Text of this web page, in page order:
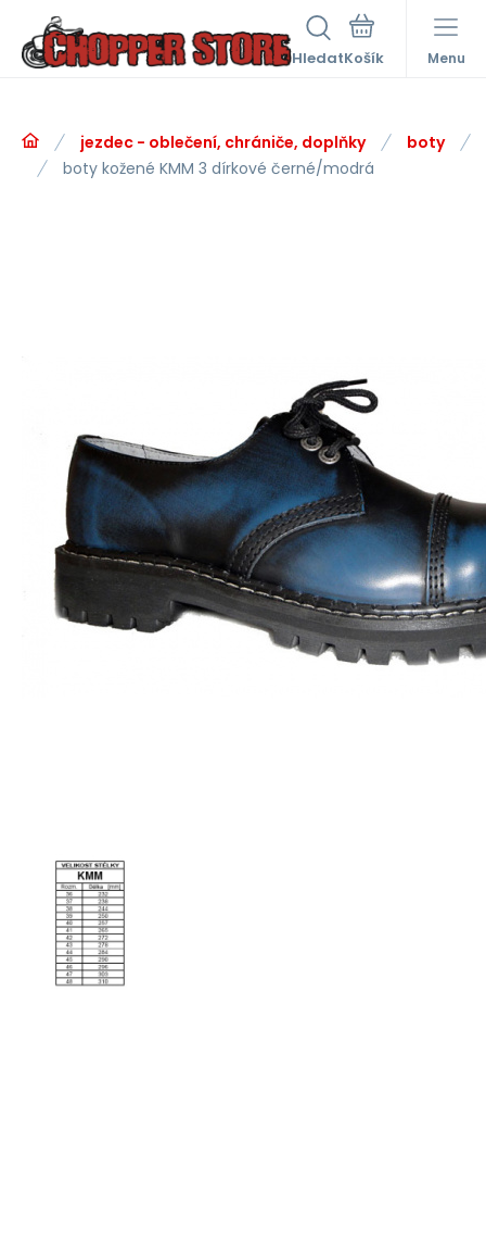
Hledat Menu
jezdec - oblečení, chrániče, doplňky
boty
boty kožené KMM 3 dírkové černé/modrá